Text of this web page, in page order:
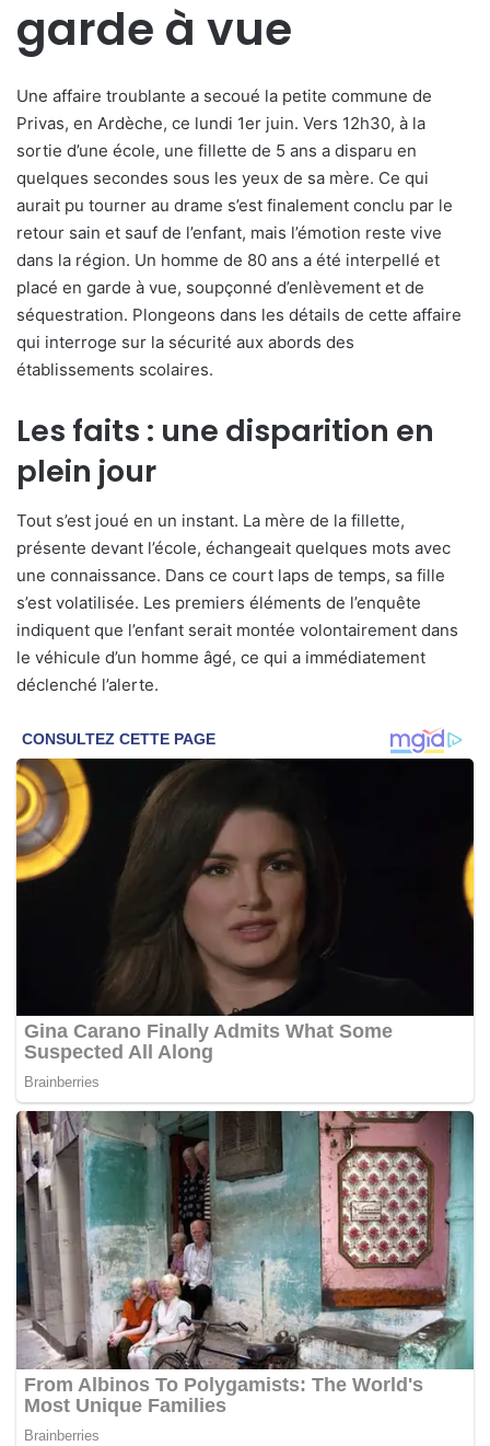
garde à vue
Une affaire troublante a secoué la petite commune de
Privas, en Ardèche, ce lundi 1er juin. Vers 12h30, à la
sortie d’une école, une fillette de 5 ans a disparu en
quelques secondes sous les yeux de sa mère. Ce qui
aurait pu tourner au drame s’est finalement conclu par le
retour sain et sauf de l’enfant, mais l’émotion reste vive
dans la région. Un homme de 80 ans a été interpellé et
placé en garde à vue, soupçonné d’enlèvement et de
séquestration. Plongeons dans les détails de cette affaire
qui interroge sur la sécurité aux abords des
établissements scolaires.
Les faits : une disparition en
plein jour
Tout s’est joué en un instant. La mère de la fillette,
présente devant l’école, échangeait quelques mots avec
une connaissance. Dans ce court laps de temps, sa fille
s’est volatilisée. Les premiers éléments de l’enquête
indiquent que l’enfant serait montée volontairement dans
le véhicule d’un homme âgé, ce qui a immédiatement
déclenché l’alerte.